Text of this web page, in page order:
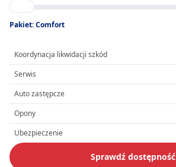
Pakiet: Comfort
Koordynacja likwidacji szkód
Serwis
Auto zastępcze
Opony
Ubezpieczenie
Sprawdź dostępność